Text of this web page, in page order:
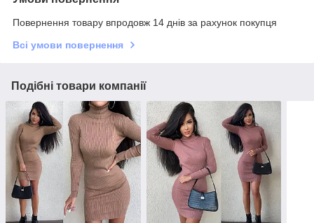
Повернення товару впродовж 14 днів за рахунок покупця
Всі умови повернення
Подібні товари компанії